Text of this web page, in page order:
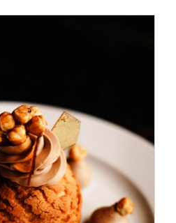
/ DÉTAILS